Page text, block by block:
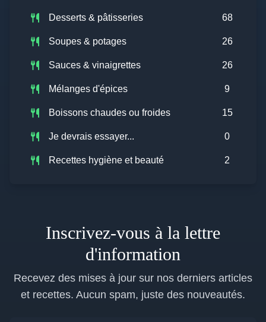
Desserts & pâtisseries 68
Soupes & potages 26
Sauces & vinaigrettes 26
Mélanges d'épices 9
Boissons chaudes ou froides 15
Je devrais essayer... 0
Recettes hygiène et beauté 2
Inscrivez-vous à la lettre
d'information
Recevez des mises à jour sur nos derniers articles
et recettes. Aucun spam, juste des nouveautés.